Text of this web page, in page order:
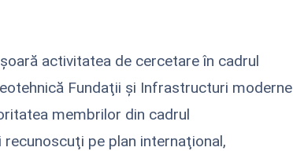
activitatea de cercetare în cadrul
Fundaţii şi Infrastructuri moderne
membrilor din cadrul
pe plan internaţional,